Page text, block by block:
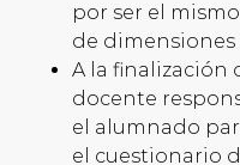
por ser el
de dimensiones
A la finalización
docente
el alumnado
el cuestionario